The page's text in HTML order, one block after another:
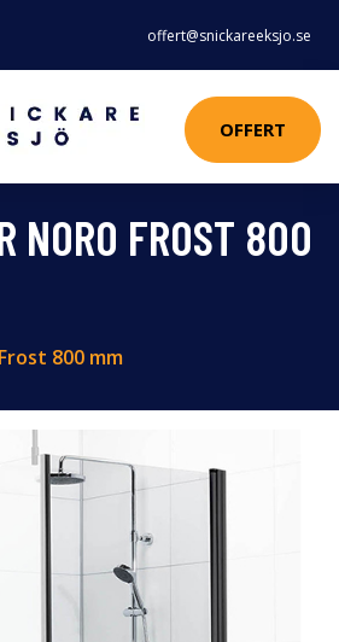
offert@snickareeksjo.se
OFFERT
NORO FROST 800
800 mm